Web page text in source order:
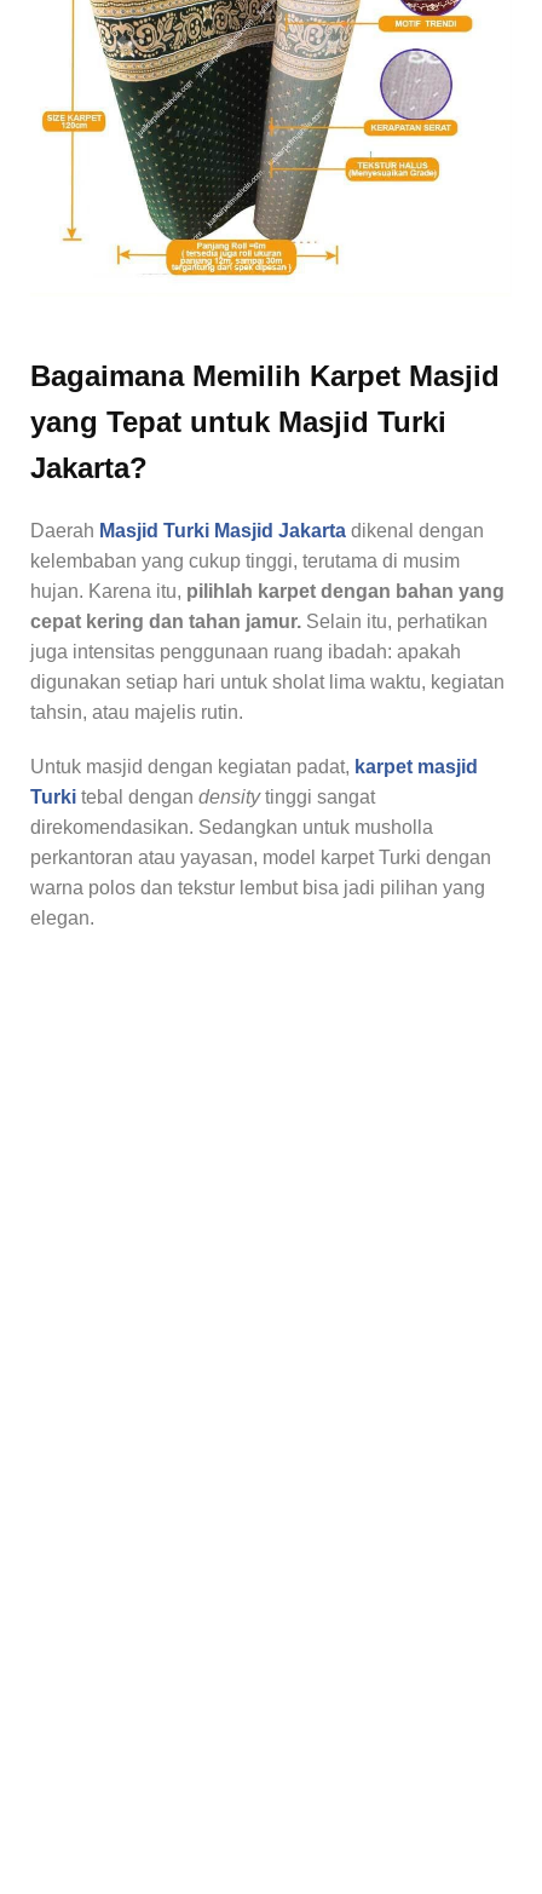
Bagaimana Memilih Karpet Masjid
yang Tepat untuk Masjid Turki
Jakarta?
Daerah Masjid Turki Masjid Jakarta dikenal dengan
kelembaban yang cukup tinggi, terutama di musim
hujan. Karena itu, pilihlah karpet dengan bahan yang
cepat kering dan tahan jamur. Selain itu, perhatikan
juga intensitas penggunaan ruang ibadah: apakah
digunakan setiap hari untuk sholat lima waktu, kegiatan
tahsin, atau majelis rutin.
Untuk masjid dengan kegiatan padat, karpet masjid
Turki tebal dengan densitytinggi sangat
direkomendasikan. Sedangkan untuk musholla
perkantoran atau yayasan, model karpet Turki dengan
warna polos dan tekstur lembut bisa jadi pilihan yang
elegan.